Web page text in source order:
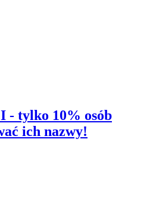
- tylko 10% osób
ich nazwy!